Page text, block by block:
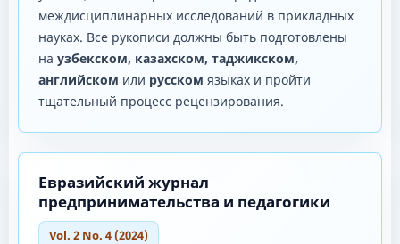
междисциплинарных исследований в прикладных
науках. Все рукописи должны быть подготовлены
на узбекском, казахском, таджикском,
английском или русском языках и пройти
тщательный процесс рецензирования.
Евразийский журнал
предпринимательства и педагогики
Vol. 2 No. 4 (2024)